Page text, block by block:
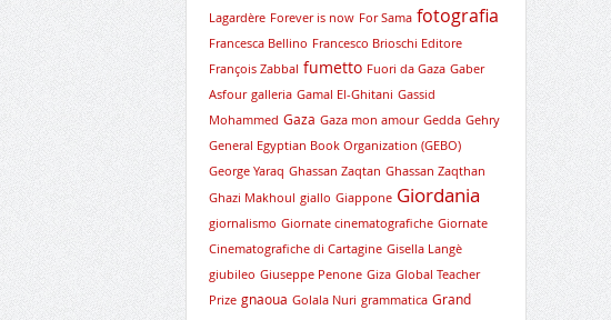
Lagardère Forever is now For Sama fotografia
Francesca Bellino Francesco Brioschi Editore
François Zabbal fumetto Fuori da Gaza Gaber
Asfour galleria Gamal El-Ghitani Gassid
Mohammed Gaza Gaza mon amour Gedda Gehry
General Egyptian Book Organization (GEBO)
George Yaraq Ghassan Zaqtan Ghassan Zaqthan
Ghazi Makhoul giallo Giappone Giordania
giornalismo Giornate cinematografiche Giornate
Cinematografiche di Cartagine Gisella Langè
giubileo Giuseppe Penone Giza Global Teacher
Prize gnaoua Golala Nuri grammatica Grand